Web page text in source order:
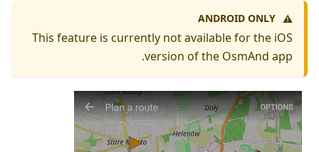
⚠️
ANDROID ONLY
This feature is currently not available for the iOS
version of the OsmAnd app.